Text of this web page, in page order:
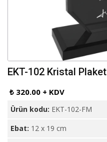
EKT-102 Kristal Plaket
₺ 320.00 + KDV
Ürün kodu: EKT-102-FM
Ebat: 12 x 19 cm